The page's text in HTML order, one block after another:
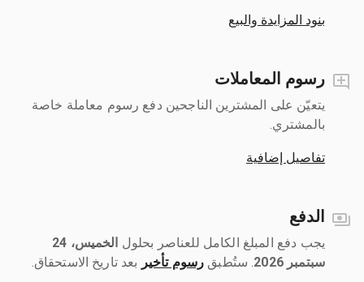
بنود المزايدة والبيع
رسوم المعاملات
يتعيّن على المشترين الناجحين دفع رسوم معاملة خاصة
بالمشتري.
تفاصيل إضافية
الدفع
يجب دفع المبلغ الكامل للعناصر بحلول ‎
الخميس، 24
سبتمبر 2026
‎. ستُطبق رسوم تأخير بعد تاريخ الاستحقاق.